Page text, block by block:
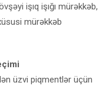
işıq işığı mürəkkəb,
mürəkkəb
üzvi piqmentlər üçün